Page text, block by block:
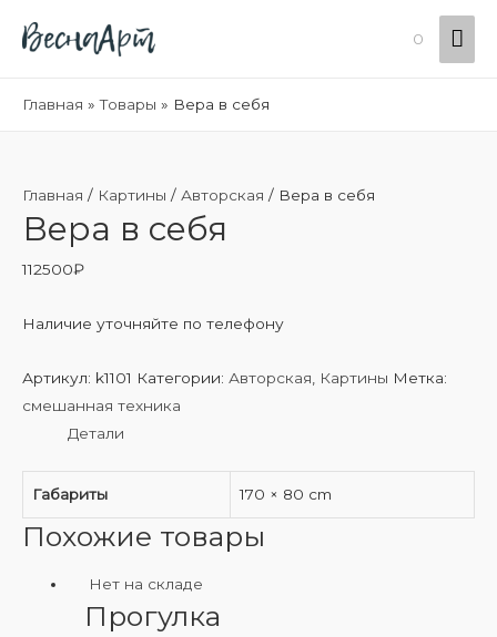
0
Главная Товары Вера в себя
Главная / Картины / Авторская / Вера в себя
Вера в себя
112500₽
Наличие уточняйте по телефону
Артикул: k1101 Категории: Авторская Картины Метка:
смешанная техника
Детали
Габариты 170 × 80 cm
Похожие товары
Нет на складе
Прогулка